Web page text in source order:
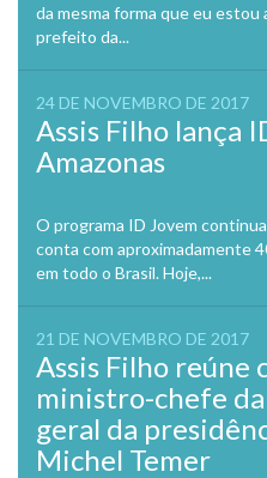
da mesma forma que eu estou
prefeito da...
24 DE NOVEMBRO DE 2017
Assis Filho lança
Amazonas
O programa ID Jovem
conta com aproximadamente
em todo o Brasil. Hoje,...
21 DE NOVEMBRO DE 2017
Assis Filho reúne
ministro-chefe
geral da
Michel Temer